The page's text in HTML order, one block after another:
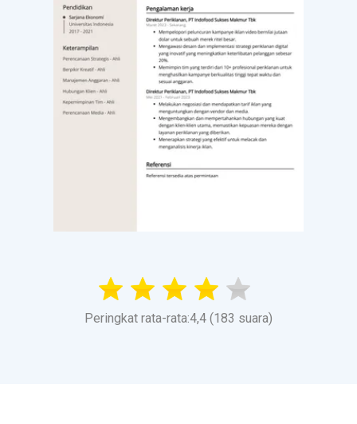
Peringkat rata-rata:4,4 (183 suara)